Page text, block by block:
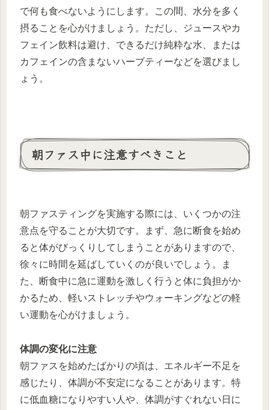
で何も食べないようにします。この間、水分を多く
摂ることを心がけましょう。ただし、ジュースやカ
フェイン飲料は避け、できるだけ純粋な水、または
カフェインの含まないハーブティーなどを選びまし
ょう。
朝ファス中に注意すべきこと
朝ファスティングを実施する際には、いくつかの注
意点を守ることが大切です。まず、急に断食を始め
ると体がびっくりしてしまうことがありますので、
徐々に時間を延ばしていくのが良いでしょう。ま
た、断食中に急に運動を激しく行うと体に負担がか
かるため、軽いストレッチやウォーキングなどの軽
い運動を心がけましょう。
体調の変化に注意
朝ファスを始めたばかりの頃は、エネルギー不足を
感じたり、体調が不安定になることがあります。特
に低血糖になりやすい人や、体調がすぐれない日に